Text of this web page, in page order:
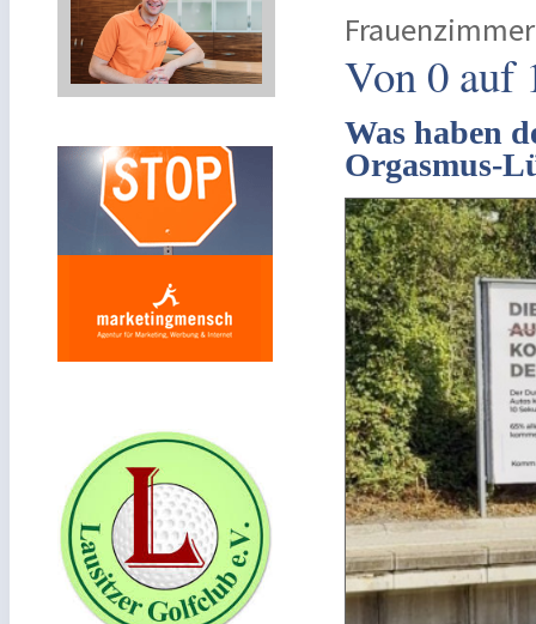
Frauenzimmer
Von 0 auf
Was haben
Orgasmus-